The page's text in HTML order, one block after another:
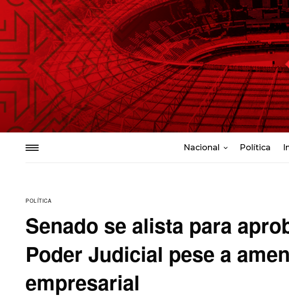
Nacional Política
POLÍTICA
Senado se alista para
Poder Judicial pese a
empresarial